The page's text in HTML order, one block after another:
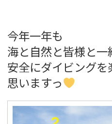
今年一年も
海と自然と皆様と一
安全にダイビング
思いますっ